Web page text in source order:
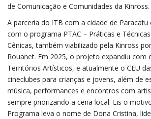
de Comunicação e Comunidades da Kinross.
A parceria do ITB com a cidade de
com o programa PTAC – Práticas e
Cênicas, também viabilizado pela Kinross
Rouanet. Em 2025, o projeto expandiu com
Territórios Artísticos, e atualmente o CEU
cineclubes para crianças e jovens, além de
música, performances e encontros com
sempre priorizando a cena local. Eis o
Programa leva o nome de Dona Cristina,